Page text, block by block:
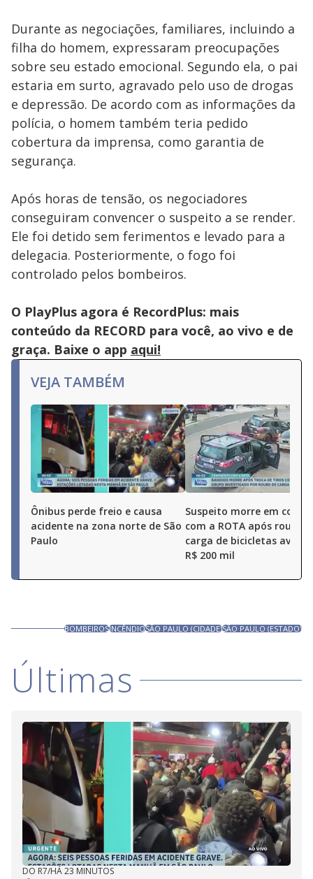
Durante as negociações, familiares, incluindo a
filha do homem, expressaram preocupações
sobre seu estado emocional. Segundo ela, o pai
estaria em surto, agravado pelo uso de drogas
e depressão. De acordo com as informações da
polícia, o homem também teria pedido
cobertura da imprensa, como garantia de
segurança.
Após horas de tensão, os negociadores
conseguiram convencer o suspeito a se render.
Ele foi detido sem ferimentos e levado para a
delegacia. Posteriormente, o fogo foi
controlado pelos bombeiros.
O PlayPlus agora é RecordPlus: mais
conteúdo da RECORD para você, ao vivo e de
graça. Baixe o app aqui!
VEJA TAMBÉM
Ônibus perde freio e causa
acidente na zona norte de São
Paulo
Suspeito morre em
com a ROTA após roubo
carga de bicicletas
R$ 200 mil
BOMBEIROSINCÊNDIOSÃO PAULO (CIDADE)SÃO PAULO (ESTADO)
Últimas
DO R7/HÁ 23 MINUTOS